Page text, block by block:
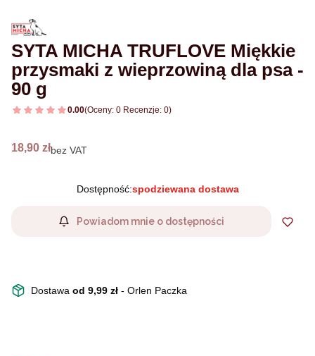
SYTA MICHA TRUFLOVE Miękkie
przysmaki z wieprzowiną dla psa -
90 g
0.00(Oceny: 0 Recenzje: 0)
Cena
18,90 złbez VAT
Dostępność:spodziewana dostawa
Powiadom mnie o dostępności
Dostawa od 9,99 zł - Orlen Paczka